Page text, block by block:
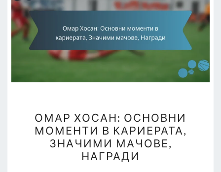
ХОСАН:
ОСНОВНИ
МОМЕНТИ
В
ОМАР ХОСАН: ОСНОВНИ
МОМЕНТИ В КАРИЕРАТА,
ЗНАЧИМИ МАЧОВЕ,
НАГРАДИ